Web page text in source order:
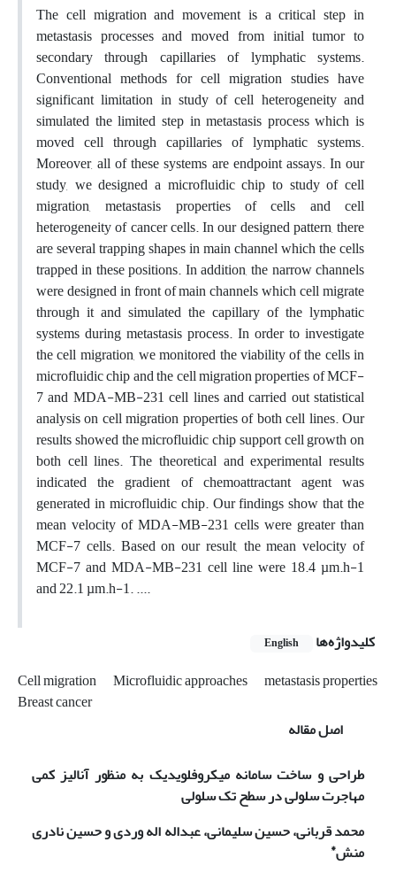
The cell migration and movement is a critical step in
metastasis processes and moved from initial tumor to
secondary through capillaries of lymphatic systems.
Conventional methods for cell migration studies have
significant limitation in study of cell heterogeneity and
simulated the limited step in metastasis process which is
moved cell through capillaries of lymphatic systems.
Moreover, all of these systems are endpoint assays. In our
study, we designed a microfluidic chip to study of cell
migration, metastasis properties of cells and cell
heterogeneity of cancer cells. In our designed pattern, there
are several trapping shapes in main channel which the cells
trapped in these positions. In addition, the narrow channels
were designed in front of main channels which cell migrate
through it and simulated the capillary of the lymphatic
systems during metastasis process. In order to investigate
the cell migration, we monitored the viability of the cells in
microfluidic chip and the cell migration properties of MCF-
7 and MDA-MB-231 cell lines and carried out statistical
analysis on cell migration properties of both cell lines. Our
results showed the microfluidic chip support cell growth on
both cell lines. The theoretical and experimental results
indicated the gradient of chemoattractant agent was
generated in microfluidic chip. Our findings show that the
mean velocity of MDA-MB-231 cells were greater than
MCF-7 cells. Based on our result, the mean velocity of
MCF-7 and MDA-MB-231 cell line were 18.4 µm.h-1
and 22.1 µm.h-1. ....
کلیدواژه‌ها
English
Cell migration Microfluidic approaches
metastasis properties
Breast cancer
اصل مقاله
طراحی و ساخت سامانه میکروفلویدیک به منظور آنالیز کمی
مهاجرت سلولی در سطح تک سلولی
محمد قربانی، حسین سلیمانی، عبداله اله وردی و حسین نادری
منش*